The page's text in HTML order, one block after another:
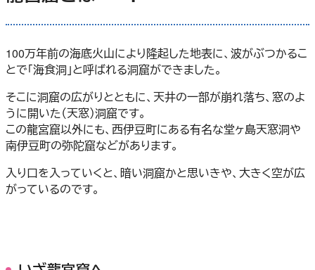
100万年前の海底火山により隆起した地表に、波がぶつかるこ
とで「海食洞」と呼ばれる洞窟ができました。
そこに洞窟の広がりとともに、天井の一部が崩れ落ち、窓のよ
うに開いた（天窓）洞窟です。
この龍宮窟以外にも、西伊豆町にある有名な堂ヶ島天窓洞や
南伊豆町の弥陀窟などがあります。
入り口を入っていくと、暗い洞窟かと思いきや、大きく空が広
がっているのです。